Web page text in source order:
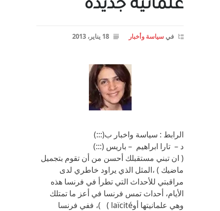
علمانية جديده
في سياسة وأخبار 18 يناير، 2013
الرابط : سياسة واخبار ب(:::)
د – تارا ابراهيم – باريس (:::)
( ان تبني مستقبلك أحسن من أن تقوم بتجميل
ماضيك ) ،المثل الذي يراود خاطري لدى
مراقبتي للأحداث التي تطرأ في فرنسا هذه
الأيام، أحداث تمس فرنسا في أعز ما تمتلك
وهي علمانيتها أوlaïcité ) )، ففي فرنسا